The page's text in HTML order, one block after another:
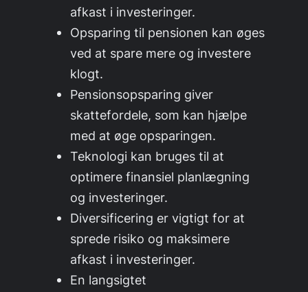
afkast i investeringer.
Opsparing til pensionen kan øges
ved at spare mere og investere
klogt.
Pensionsopsparing giver
skattefordele, som kan hjælpe
med at øge opsparingen.
Teknologi kan bruges til at
optimere finansiel planlægning
og investeringer.
Diversificering er vigtigt for at
sprede risiko og maksimere
afkast i investeringer.
En langsigtet